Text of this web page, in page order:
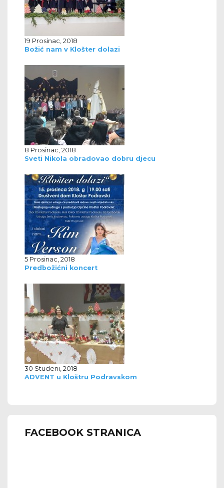
19 Prosinac, 2018
Božić nam v Klošter dolazi
8 Prosinac, 2018
Sveti Nikola obradovao dobru djecu
5 Prosinac, 2018
Predbožićni koncert
30 Studeni, 2018
ADVENT u Kloštru Podravskom
FACEBOOK STRANICA